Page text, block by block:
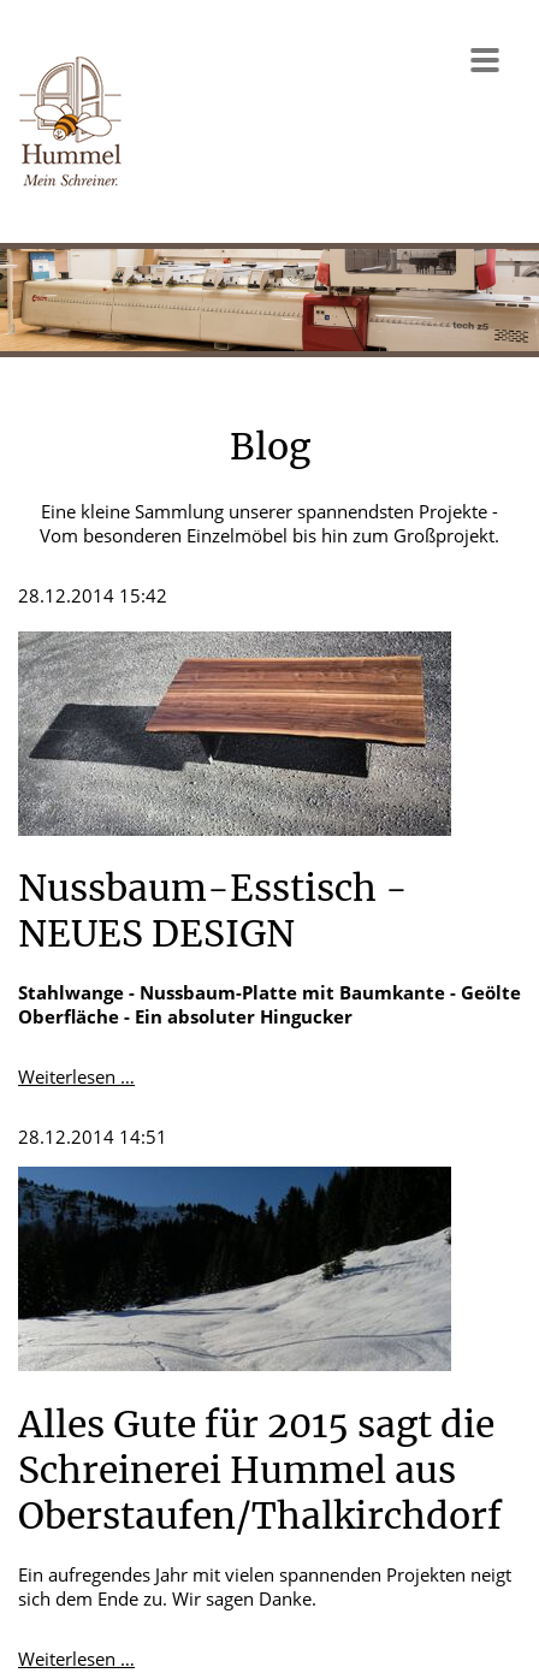
Blog
Eine kleine Sammlung unserer spannendsten Projekte -
Vom besonderen Einzelmöbel bis hin zum Großprojekt.
28.12.2014 15:42
Nussbaum-Esstisch -
NEUES DESIGN
Stahlwange - Nussbaum-Platte mit Baumkante - Geölte
Oberfläche - Ein absoluter Hingucker
Weiterlesen …
NEUES
DESIGN
28.12.2014 14:51
Alles Gute für 2015 sagt die
Schreinerei Hummel aus
Oberstaufen/Thalkirchdorf
Ein aufregendes Jahr mit vielen spannenden Projekten neigt
sich dem Ende zu. Wir sagen Danke.
Weiterlesen …